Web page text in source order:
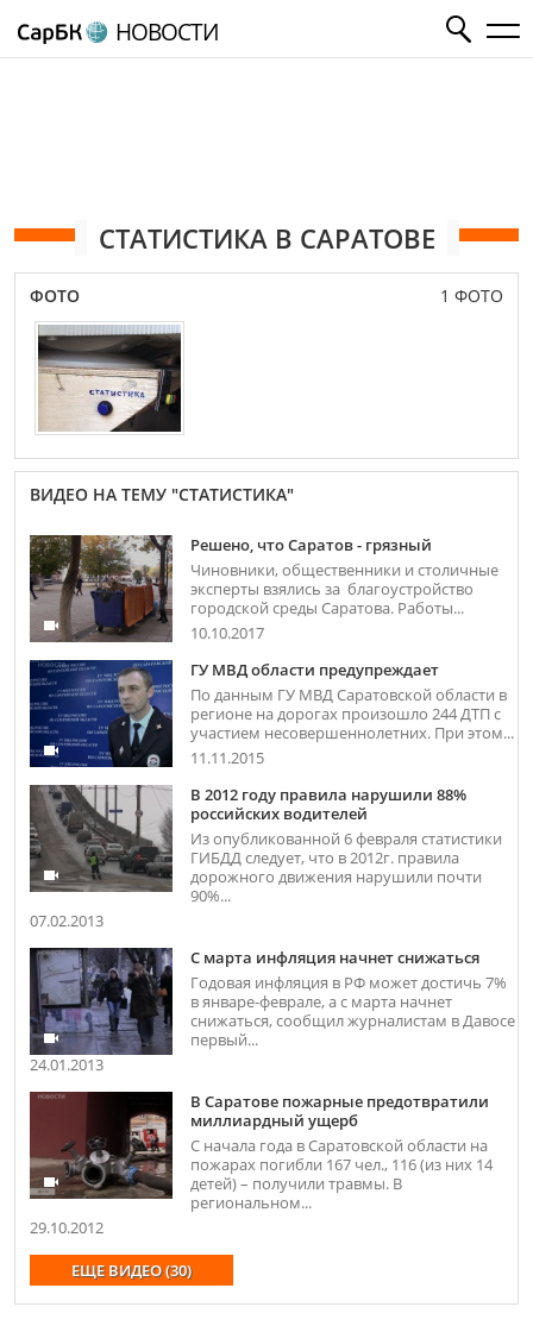
НОВОСТИ
СТАТИСТИКА В САРАТОВЕ
ФОТО 1 ФОТО
ВИДЕО НА ТЕМУ "СТАТИСТИКА"
Решено, что Саратов - грязный
Чиновники, общественники и столичные
эксперты взялись за благоустройство
городской среды Саратова. Работы...
10.10.2017
ГУ МВД области предупреждает
По данным ГУ МВД Саратовской области в
регионе на дорогах произошло 244 ДТП с
участием несовершеннолетних. При этом...
11.11.2015
В 2012 году правила нарушили 88%
российских водителей
Из опубликованной 6 февраля статистики
ГИБДД следует, что в 2012г. правила
дорожного движения нарушили почти
90%...
07.02.2013
С марта инфляция начнет снижаться
Годовая инфляция в РФ может достичь 7%
в январе-феврале, а с марта начнет
снижаться, сообщил журналистам в Давосе
первый...
24.01.2013
В Саратове пожарные предотвратили
миллиардный ущерб
С начала года в Саратовской области на
пожарах погибли 167 чел., 116 (из них 14
детей) – получили травмы. В
региональном...
29.10.2012
ЕЩЕ ВИДЕО (30)